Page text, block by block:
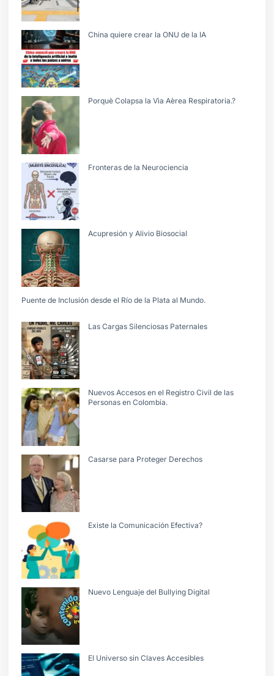
China quiere crear la ONU de la IA
Porquè Colapsa la Vìa Aèrea Respiratoria.?
Fronteras de la Neurociencia
Acupresión y Alivio Biosocial
Puente de Inclusión desde el Río de la Plata al Mundo.
Las Cargas Silenciosas Paternales
Nuevos Accesos en el Registro Civil de las
Personas en Colombia.
Casarse para Proteger Derechos
Existe la Comunicación Efectiva?
Nuevo Lenguaje del Bullying Digital
El Universo sin Claves Accesibles